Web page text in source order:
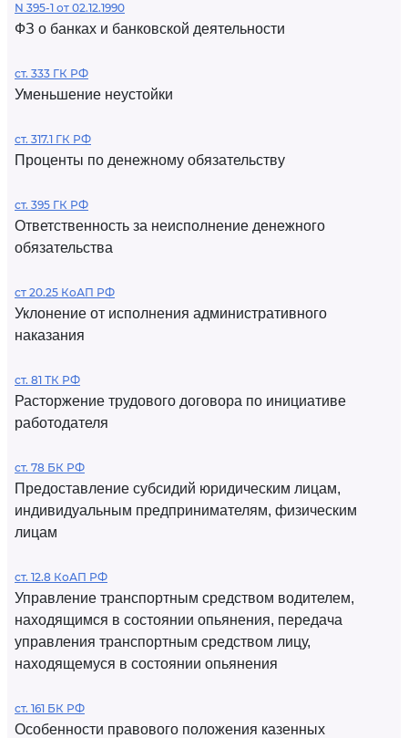
N 395-1 от 02.12.1990
ФЗ о банках и банковской деятельности
ст. 333 ГК РФ
Уменьшение неустойки
ст. 317.1 ГК РФ
Проценты по денежному обязательству
ст. 395 ГК РФ
Ответственность за неисполнение денежного
обязательства
ст 20.25 КоАП РФ
Уклонение от исполнения административного
наказания
ст. 81 ТК РФ
Расторжение трудового договора по инициативе
работодателя
ст. 78 БК РФ
Предоставление субсидий юридическим лицам,
индивидуальным предпринимателям, физическим
лицам
ст. 12.8 КоАП РФ
Управление транспортным средством водителем,
находящимся в состоянии опьянения, передача
управления транспортным средством лицу,
находящемуся в состоянии опьянения
ст. 161 БК РФ
Особенности правового положения казенных